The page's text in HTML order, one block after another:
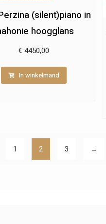
(silent)piano in
hoogglans
€4450,00
In winkelmand
1 2 3 →